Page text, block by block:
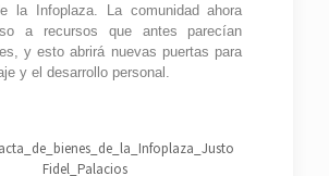
la Infoplaza. La comunidad ahora
a recursos que antes parecían
y esto abrirá nuevas puertas para
y el desarrollo personal.